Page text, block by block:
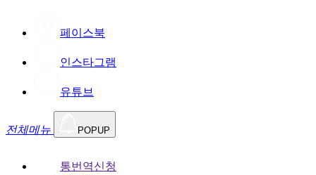
페이스북
인스타그램
유튜브
전체메뉴 POPUP
통번역신청